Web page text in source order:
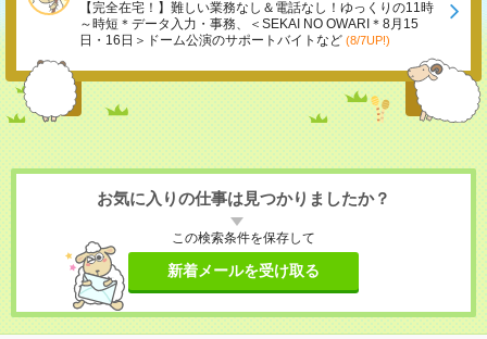
【完全在宅！】難しい業務なし＆電話なし！ゆっくりの11時
～時短＊データ入力・事務、＜SEKAI NO OWARI＊8月15
日・16日＞ドーム公演のサポートバイトなど (8/7UP!)
お気に入りの仕事は見つかりましたか？
この検索条件を保存して
新着メールを受け取る